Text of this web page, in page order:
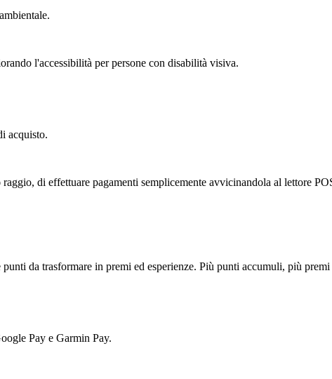
l'accessibilità per persone con disabilità visiva.
acquisto.
di effettuare pagamenti semplicemente avvicinandola al lettore
da trasformare in premi ed esperienze. Più punti accumuli, più premi
Pay e Garmin Pay.